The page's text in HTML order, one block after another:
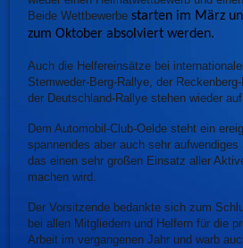
Beide Wettbewerbe starten im März
zum Oktober absolviert werden.
Auch die Helfereinsätze bei
Stemweder-Berg-Rallye, der
der Deutschland-Rallye stehen wieder
Dem Automobil-Club-Oelde steht ein
spannendes aber auch sehr aufwendiges
das einen sehr großen Einsatz aller
machen wird.
Der Vorsitzende bedankte sich zum
bei allen Mitgliedern und Helfern für die
Arbeit im vergangenen Jahr und warb